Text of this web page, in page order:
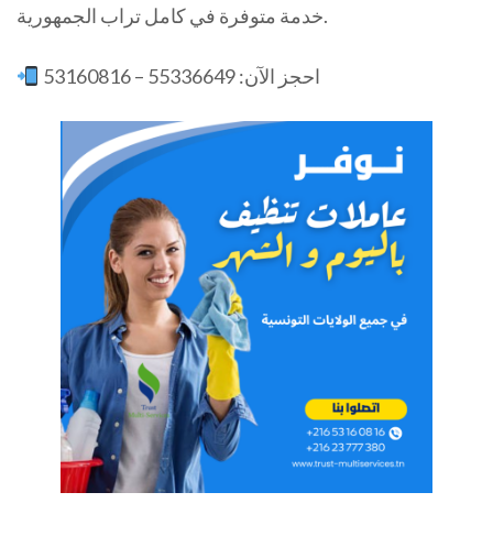
خدمة متوفرة في كامل تراب الجمهورية.
احجز الآن: 55336649 – 53160816